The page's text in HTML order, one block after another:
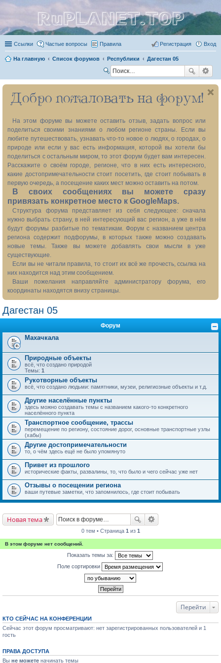
RuPLANET.TOP
Ссылки Частые вопросы Правила Вход
Регистрация
На главную Список форумов Республики Дагестан 05
ск
Добро пожаловать на форум!
На этом форуме вы можете оставить отзыв, задать вопрос или
поделиться своими знаниями о любом регионе страны. Если вы
любите путешествовать, узнавать что-то новое о людях, о городах, о
природе или если у вас есть информация, которой вы хотели бы
поделиться с остальным миром, то этот форум будет вам интересен.
Расскажите о своём городе, регионе, что в них есть интересного,
какие достопримечательности стоит посетить, где стоит побывать в
первую очередь, а посещение каких мест можно оставить на потом.
В своих сообщениях вы можете сразу
привязать конкретное место к GoogleMaps.
Структура форума представляет из себя следующее: сначала
нужно выбрать страну, в ней интересующий вас регион, а уже в нём
будут форумы разбитые по тематикам. Форум с названием центра
региона содержит подфорумы, в которых также можно создавать
новые темы. Также вы можете добавлять свои мысли в уже
существующие.
Если вы не читали правила, то стоит их всё же прочесть, ссылка на
них находится над этим сообщением.
Ваши пожелания направляйте администратору форума, его
координаты находятся внизу страницы.
Дагестан 05
Форум
Махачкала
Природные объекты
всё, что создано природой
Темы: 1
Рукотворные объекты
всё, что создано людьми: памятники, музеи, религиозные объекты и т.д.
Другие населённые пункты
здесь можно создавать темы с названием какого-то конкретного
населённого пункта
Транспортное сообщение, трассы
перемещение по региону, состояние дорог, основные транспортные узлы
(хабы)
Другие достопримечательности
то, о чём здесь ещё не было упомянуто
Привет из прошлого
исторические факты, развалины, то, что было и чего сейчас уже нет
Отзывы о посещении региона
ваши путевые заметки, что запомнилось, где стоит побывать
Новая тема
0 тем • Страница 1 из 1
В этом форуме нет сообщений.
Показать темы за:
Поле сортировки
Перейти
КТО СЕЙЧАС НА КОНФЕРЕНЦИИ
Сейчас этот форум просматривают: нет зарегистрированных пользователей и 1
гость
ПРАВА ДОСТУПА
Вы не можете начинать темы